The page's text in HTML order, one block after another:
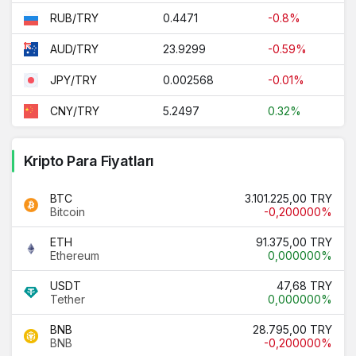
RUB/TRY 0.4471 -0.8%
AUD/TRY 23.9299 -0.59%
JPY/TRY 0.002568 -0.01%
CNY/TRY 5.2497 0.32%
Kripto Para Fiyatları
BTC
Bitcoin
3.101.225,00 TRY
-0,200000%
ETH
Ethereum
91.375,00 TRY
0,000000%
USDT
Tether
47,68 TRY
0,000000%
BNB
BNB
28.795,00 TRY
-0,200000%